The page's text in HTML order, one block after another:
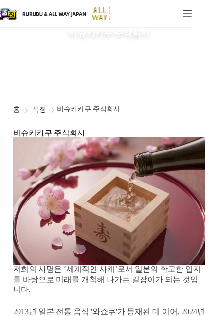
비슈키카쿠 주식회사
홈 특징 비슈키카쿠 주식회사
비슈키카쿠 주식회사
저희의 사명은 ‘세계적인 사케’로서 일본의 확고한 입지
를 바탕으로 미래를 개척해 나가는 길잡이가 되는 것입
니다.
2013년 일본 전통 음식 '와쇼쿠'가 등재된 데 이어, 2024년